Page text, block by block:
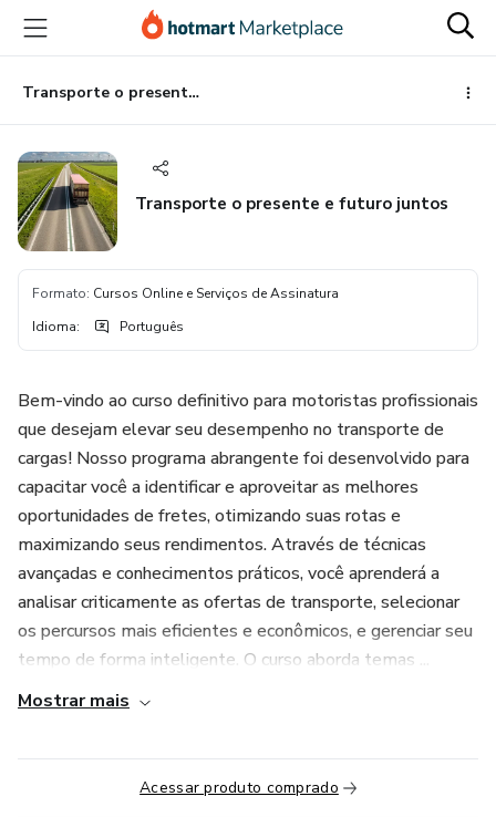
para
conteúdo
principal
para
pagamento
para
rodapé
Transporte o presente e futuro juntos
Transporte o presente e futuro juntos
Formato: Cursos Online e Serviços de Assinatura
Idioma: Português
Bem-vindo ao curso definitivo para motoristas profissionais
que desejam elevar seu desempenho no transporte de
cargas! Nosso programa abrangente foi desenvolvido para
capacitar você a identificar e aproveitar as melhores
oportunidades de fretes, otimizando suas rotas e
maximizando seus rendimentos. Através de técnicas
avançadas e conhecimentos práticos, você aprenderá a
analisar criticamente as ofertas de transporte, selecionar
os percursos mais eficientes e econômicos, e gerenciar seu
tempo de forma inteligente. O curso aborda temas ...
Mostrar mais
Acessar produto comprado